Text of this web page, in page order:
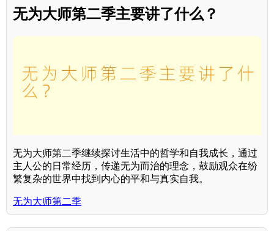
无为大师第二季主要讲了什么？
无为大师第二季继续探讨生活中的哲学和自我成长，通过
主人公的日常经历，传递无为而治的理念，鼓励观众在纷
繁复杂的世界中找到内心的平和与真实自我。
无为大师第二季